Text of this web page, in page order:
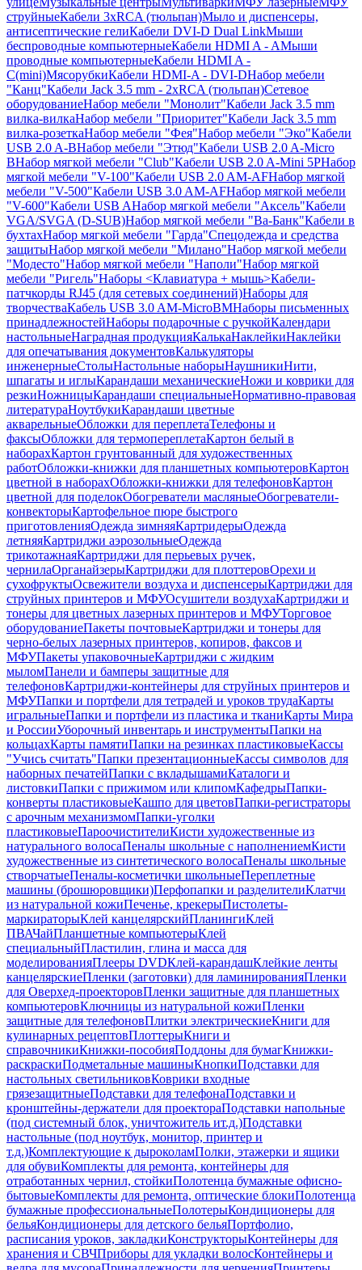
струйныеКабели 3xRCA (тюльпан)Мыло и диспенсеры,
антисептические гелиКабели DVI-D Dual LinkМыши
беспроводные компьютерныеКабели HDMI A - AМыши
проводные компьютерныеКабели HDMI A -
C(mini)МясорубкиКабели HDMI-A - DVI-DНабор мебели
"Канц"Кабели Jack 3.5 mm - 2xRCA (тюльпан)Сетевое
оборудованиеНабор мебели "Монолит"Кабели Jack 3.5 mm
вилка-вилкаНабор мебели "Приоритет"Кабели Jack 3.5 mm
вилка-розеткаНабор мебели "Фея"Набор мебели "Эко"Кабели
USB 2.0 A-BНабор мебели "Этюд"Кабели USB 2.0 A-Micro
BНабор мягкой мебели "Club"Кабели USB 2.0 A-Mini 5PНабор
мягкой мебели "V-100"Кабели USB 2.0 AM-AFНабор мягкой
мебели "V-500"Кабели USB 3.0 AM-AFНабор мягкой мебели
"V-600"Кабели USB AНабор мягкой мебели "Аксель"Кабели
VGA/SVGA (D-SUB)Набор мягкой мебели "Ва-Банк"Кабели в
бухтахНабор мягкой мебели "Гарда"Спецодежда и средства
защитыНабор мягкой мебели "Милано"Набор мягкой мебели
"Модесто"Набор мягкой мебели "Наполи"Набор мягкой
мебели "Ригель"Наборы <Клавиатура + мышь>Кабели-
патчкорды RJ45 (для сетевых соединений)Наборы для
творчестваКабель USB 3.0 AM-MicroBMНаборы письменных
принадлежностейНаборы подарочные с ручкойКалендари
настольныеНаградная продукцияКалькаНаклейкиНаклейки
для опечатывания документовКалькуляторы
инженерныеСтолыНастольные наборыНаушникиНити,
шпагаты и иглыКарандаши механическиеНожи и коврики для
резкиНожницыКарандаши специальныеНормативно-правовая
литератураНоутбукиКарандаши цветные
акварельныеОбложки для переплетаТелефоны и
факсыОбложки для термопереплетаКартон белый в
наборахКартон грунтованный для художественных
работОбложки-книжки для планшетных компьютеровКартон
цветной в наборахОбложки-книжки для телефоновКартон
цветной для поделокОбогреватели масляныеОбогреватели-
конвекторыКартофельное пюре быстрого
приготовленияОдежда зимняяКартридерыОдежда
летняяКартриджи аэрозольныеОдежда
трикотажнаяКартриджи для перьевых ручек,
чернилаОрганайзерыКартриджи для плоттеровОрехи и
сухофруктыОсвежители воздуха и диспенсерыКартриджи для
струйных принтеров и МФУОсушители воздухаКартриджи и
тонеры для цветных лазерных принтеров и МФУТорговое
оборудованиеПакеты почтовыеКартриджи и тонеры для
черно-белых лазерных принтеров, копиров, факсов и
МФУПакеты упаковочныеКартриджи с жидким
мыломПанели и бамперы защитные для
телефоновКартриджи-контейнеры для струйных принтеров и
МФУПапки и портфели для тетрадей и уроков трудаКарты
игральныеПапки и портфели из пластика и тканиКарты Мира
и РоссииУборочный инвентарь и инструментыПапки на
кольцахКарты памятиПапки на резинках пластиковыеКассы
"Учись считать"Папки презентационныеКассы символов для
наборных печатейПапки с вкладышамиКаталоги и
листовкиПапки с прижимом или клипомКафедрыПапки-
конверты пластиковыеКашпо для цветовПапки-регистраторы
с арочным механизмомПапки-уголки
пластиковыеПароочистителиКисти художественные из
натурального волосаПеналы школьные с наполнениемКисти
художественные из синтетического волосаПеналы школьные
створчатыеПеналы-косметички школьныеПереплетные
машины (брошюровщики)Перфопапки и разделителиКлатчи
из натуральной кожиПеченье, крекерыПистолеты-
маркираторыКлей канцелярскийПланингиКлей
ПВАЧайПланшетные компьютерыКлей
специальныйПластилин, глина и масса для
моделированияПлееры DVDКлей-карандашКлейкие ленты
канцелярскиеПленки (заготовки) для ламинированияПленки
для Оверхед-проекторовПленки защитные для планшетных
компьютеровКлючницы из натуральной кожиПленки
защитные для телефоновПлитки электрическиеКниги для
кулинарных рецептовПлоттерыКниги и
справочникиКнижки-пособияПоддоны для бумагКнижки-
раскраскиПодметальные машиныКнопкиПодставки для
настольных светильниковКоврики входные
грязезащитныеПодставки для телефонаПодставки и
кронштейны-держатели для проектораПодставки напольные
(под системный блок, уничтожитель ит.д.)Подставки
настольные (под ноутбук, монитор, принтер и
т.д.)Комплектующие к дыроколамПолки, этажерки и ящики
для обувиКомплекты для ремонта, контейнеры для
отработанных чернил, стойкиПолотенца бумажные офисно-
бытовыеКомплекты для ремонта, оптические блокиПолотенца
бумажные профессиональныеПолотерыКондиционеры для
бельяКондиционеры для детского бельяПортфолио,
расписания уроков, закладкиКонструкторыКонтейнеры для
хранения и СВЧПриборы для укладки волосКонтейнеры и